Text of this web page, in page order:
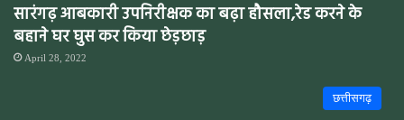
सारंगढ़ आबकारी उपनिरीक्षक का बढ़ा हौसला,रेड करने के
बहाने घर घुस कर किया छेड़छाड़
April 28, 2022
छत्तीसगढ़